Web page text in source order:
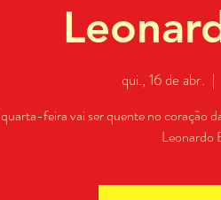
qui., 16 de abr.
  |
feira vai ser quente no coração
Leonardo